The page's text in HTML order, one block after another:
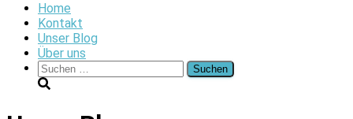
Home
Kontakt
Unser Blog
Über uns
Suchen
nach: